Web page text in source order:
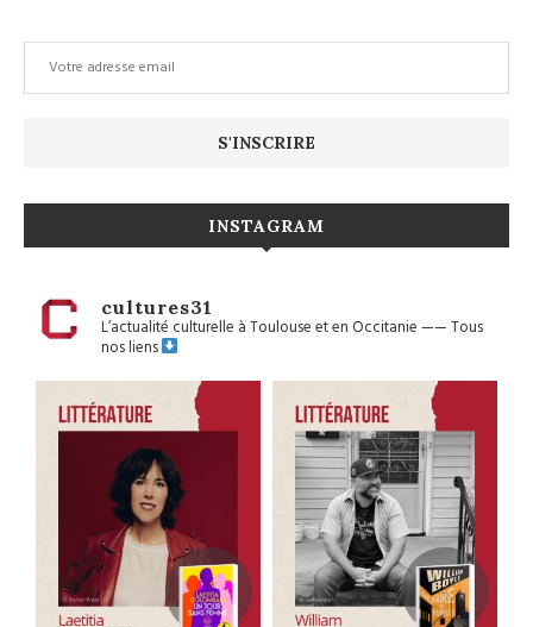
INSTAGRAM
cultures31
L’actualité culturelle à Toulouse et en Occitanie——Tous
nos liens